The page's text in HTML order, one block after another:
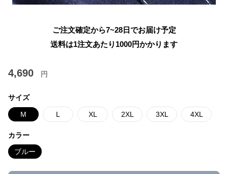
ご注文確定から7~28日でお届け予定
送料は1注文あたり 1000円かかります
4,690 円
サイズ
M L XL 2XL 3XL 4XL
カラー
ブルー